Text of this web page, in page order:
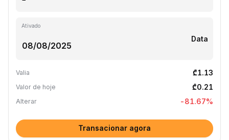
Ativado
Data
Valia ₾1.13
Valor de hoje ₾0.21
Alterar -81.67%
Transacionar agora